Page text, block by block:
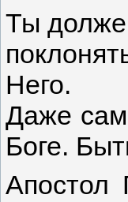
Ты
Него.
Даже
Боге.
Апостол